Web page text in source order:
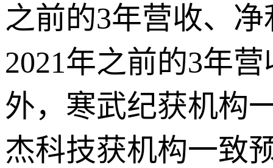
之前的3年营收、
2021年之前的3年
外，寒武纪获机构
杰科技获机构一致